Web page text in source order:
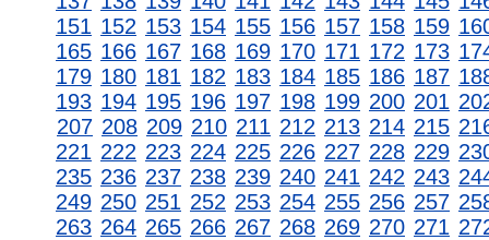
151 152 153 154 155 156 157 158 159
165 166 167 168 169 170 171 172 173
179 180 181 182 183 184 185 186 187
193 194 195 196 197 198 199 200 201
207 208 209 210 211 212 213 214 215
221 222 223 224 225 226 227 228 229
235 236 237 238 239 240 241 242 243
249 250 251 252 253 254 255 256 257
263 264 265 266 267 268 269 270 271